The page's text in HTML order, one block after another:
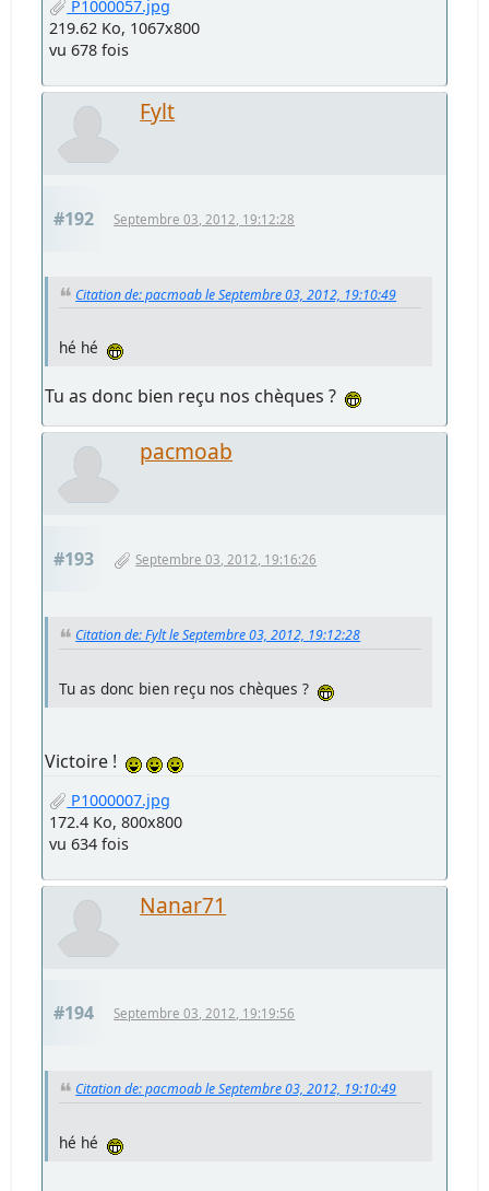
P1000057.jpg
219.62 Ko, 1067x800
vu 678 fois
Fylt
#192 Septembre 03, 2012, 19:12:28
Citation de: pacmoab le Septembre 03, 2012, 19:10:49
hé hé
Tu as donc bien reçu nos chèques ?
pacmoab
#193 Septembre 03, 2012, 19:16:26
Citation de: Fylt le Septembre 03, 2012, 19:12:28
Tu as donc bien reçu nos chèques ?
Victoire !
P1000007.jpg
172.4 Ko, 800x800
vu 634 fois
Nanar71
#194 Septembre 03, 2012, 19:19:56
Citation de: pacmoab le Septembre 03, 2012, 19:10:49
hé hé